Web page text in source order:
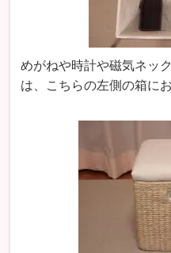
めがねや時計や磁気ネッ
は、こちらの左側の箱に